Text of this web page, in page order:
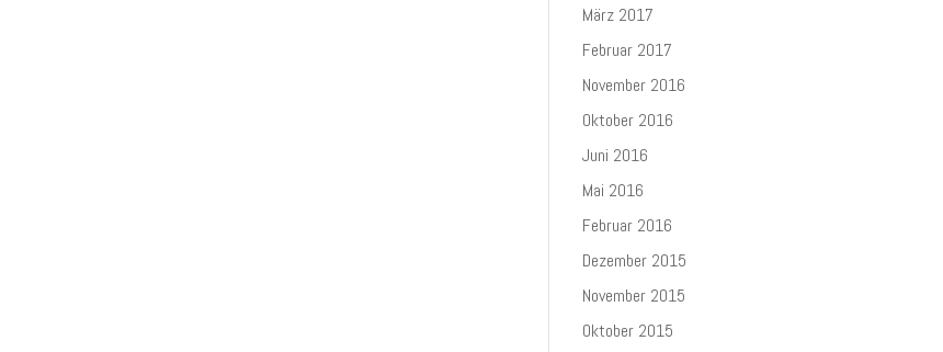
März 2017
Februar 2017
November 2016
Oktober 2016
Juni 2016
Mai 2016
Februar 2016
Dezember 2015
November 2015
Oktober 2015